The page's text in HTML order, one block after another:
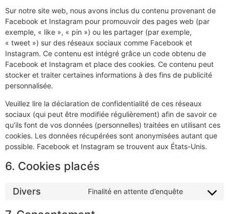
Sur notre site web, nous avons inclus du contenu provenant de
Facebook et Instagram pour promouvoir des pages web (par
exemple, « like », « pin ») ou les partager (par exemple,
« tweet ») sur des réseaux sociaux comme Facebook et
Instagram. Ce contenu est intégré grâce un code obtenu de
Facebook et Instagram et place des cookies. Ce contenu peut
stocker et traiter certaines informations à des fins de publicité
personnalisée.
Veuillez lire la déclaration de confidentialité de ces réseaux
sociaux (qui peut être modifiée régulièrement) afin de savoir ce
qu’ils font de vos données (personnelles) traitées en utilisant ces
cookies. Les données récupérées sont anonymisées autant que
possible. Facebook et Instagram se trouvent aux États-Unis.
6. Cookies placés
Divers Finalité en attente d’enquête